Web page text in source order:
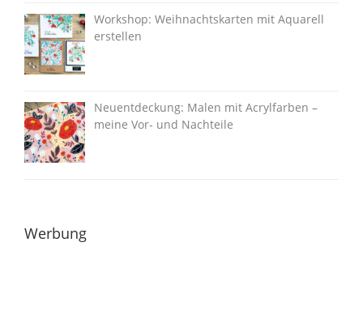
Workshop: Weihnachtskarten mit Aquarell
erstellen
Neuentdeckung: Malen mit Acrylfarben –
meine Vor- und Nachteile
Werbung